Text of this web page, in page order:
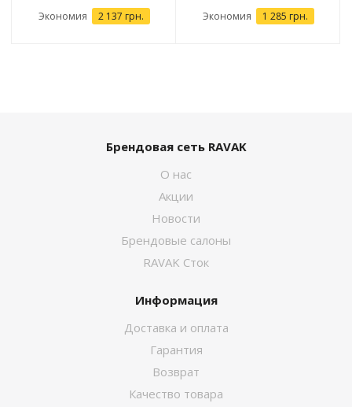
Экономия 2 137 грн. Экономия 1 285 грн.
Брендовая сеть RAVAK
О нас
Акции
Новости
Брендовые салоны
RAVAK Сток
Информация
Доставка и оплата
Гарантия
Возврат
Качество товара